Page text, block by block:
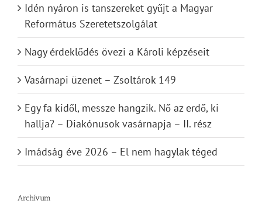
Idén nyáron is tanszereket gyűjt a Magyar
Református Szeretetszolgálat
Nagy érdeklődés övezi a Károli képzéseit
Vasárnapi üzenet – Zsoltárok 149
Egy fa kidől, messze hangzik. Nő az erdő, ki
hallja? – Diakónusok vasárnapja – II. rész
Imádság éve 2026 – El nem hagylak téged
Archívum